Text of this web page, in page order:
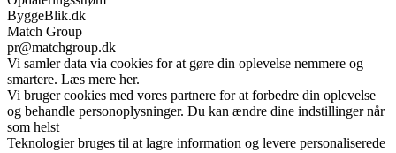
ByggeBlik.dk
Match Group
pr@matchgroup.dk
Vi samler data via cookies for at gøre din oplevelse nemmere og
smartere. Læs mere her.
Vi bruger cookies med vores partnere for at forbedre din oplevelse
og behandle personoplysninger. Du kan ændre dine indstillinger når
som helst
Teknologier bruges til at lagre information og levere personaliserede